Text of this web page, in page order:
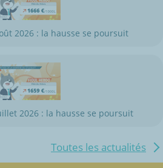
2026 : la hausse se poursuit
2026 : la hausse se poursuit
Toutes les actualités